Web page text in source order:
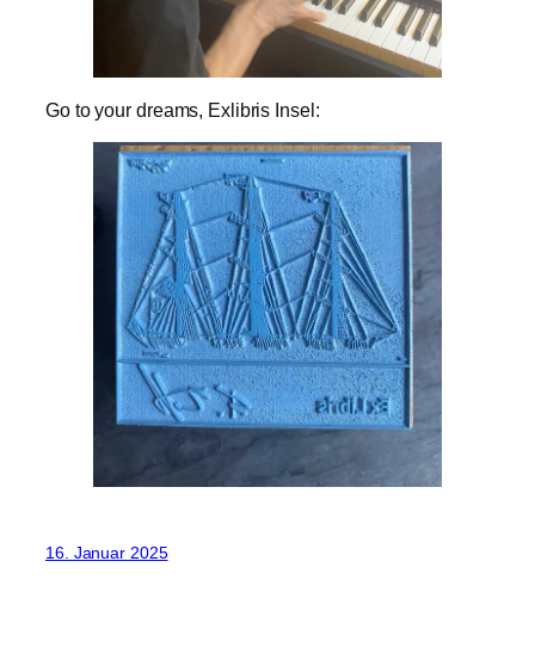
Go to your dreams, Exlibris Insel:
16. Januar 2025